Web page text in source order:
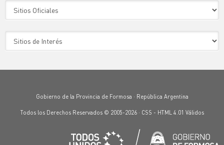
Gobierno de la Provincia de Formosa · República Argentina
Todos los Derechos Reservados © 2005-2026 · CSS - HTML 4.01 Válidos